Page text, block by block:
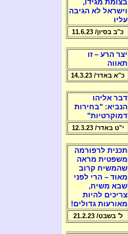
בצומת מגידו,
וישראל לא הגיבה
עליו
כ"ב בסיון/ 11.6.23
יצר הרע – זו
תאווה
כ"א באדר/ 14.3.23
דבר אליהו
הנביא: "בחירות
דמוקרטיות"
י"ט באדר/ 12.3.23
תכנית לרפורמה
משפטית מראה
שהמשיח קרוב
מאוד – הרי לפני
שבא משיח,
צריכים להיות
מאורעות גדולים!
ל' בשבט/ 21.2.23